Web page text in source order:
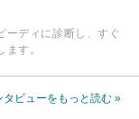
ーディに診断し、すぐ
す。
タビューをもっと読む »